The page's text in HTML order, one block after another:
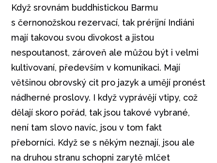
Když srovnám buddhistickou Barmu
s černonožskou rezervací, tak prérijní Indiáni
mají takovou svou divokost a jistou
nespoutanost, zároveň ale můžou být i velmi
kultivovaní, především v komunikaci. Mají
většinou obrovský cit pro jazyk a umějí pronést
nádherné proslovy. I když vyprávějí vtipy, což
dělají skoro pořád, tak jsou takové vybrané,
není tam slovo navíc, jsou v tom fakt
přeborníci. Když se s někým neznají, jsou ale
na druhou stranu schopni zarytě mlčet